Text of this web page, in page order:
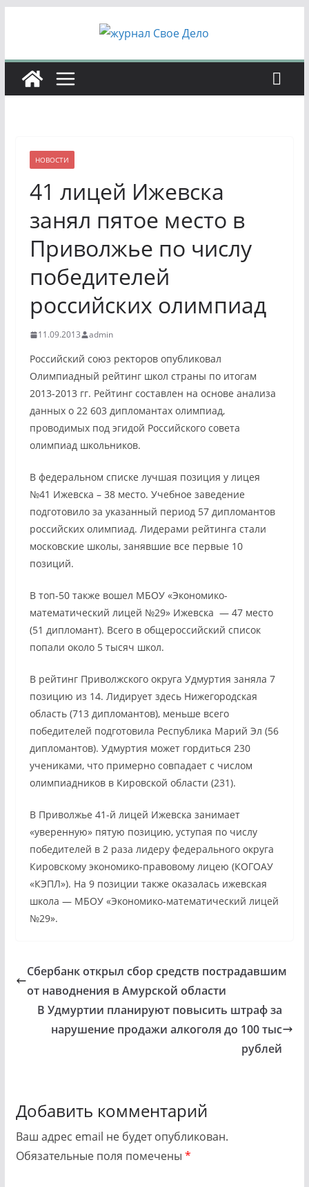
НОВОСТИ
41 лицей Ижевска
занял пятое место в
Приволжье по числу
победителей
российских олимпиад
11.09.2013 admin
Российский союз ректоров опубликовал
Олимпиадный рейтинг школ страны по итогам
2013-2013 гг. Рейтинг составлен на основе анализа
данных о 22 603 дипломантах олимпиад,
проводимых под эгидой Российского совета
олимпиад школьников.
В федеральном списке лучшая позиция у лицея
№41 Ижевска – 38 место. Учебное заведение
подготовило за указанный период 57 дипломантов
российских олимпиад. Лидерами рейтинга стали
московские школы, занявшие все первые 10
позиций.
В топ-50 также вошел МБОУ «Экономико-
математический лицей №29» Ижевска — 47 место
(51 дипломант). Всего в общероссийский список
попали около 5 тысяч школ.
В рейтинг Приволжского округа Удмуртия заняла 7
позицию из 14. Лидирует здесь Нижегородская
область (713 дипломантов), меньше всего
победителей подготовила Республика Марий Эл (56
дипломантов). Удмуртия может гордиться 230
учениками, что примерно совпадает с числом
олимпиадников в Кировской области (231).
В Приволжье 41-й лицей Ижевска занимает
«уверенную» пятую позицию, уступая по числу
победителей в 2 раза лидеру федерального округа
Кировскому экономико-правовому лицею (КОГОАУ
«КЭПЛ»). На 9 позиции также оказалась ижевская
школа — МБОУ «Экономико-математический лицей
№29».
Сбербанк открыл сбор средств пострадавшим
от наводнения в Амурской области
В Удмуртии планируют повысить штраф за
нарушение продажи алкоголя до 100 тыс
рублей
Добавить комментарий
Ваш адрес email не будет опубликован.
Обязательные поля помечены *